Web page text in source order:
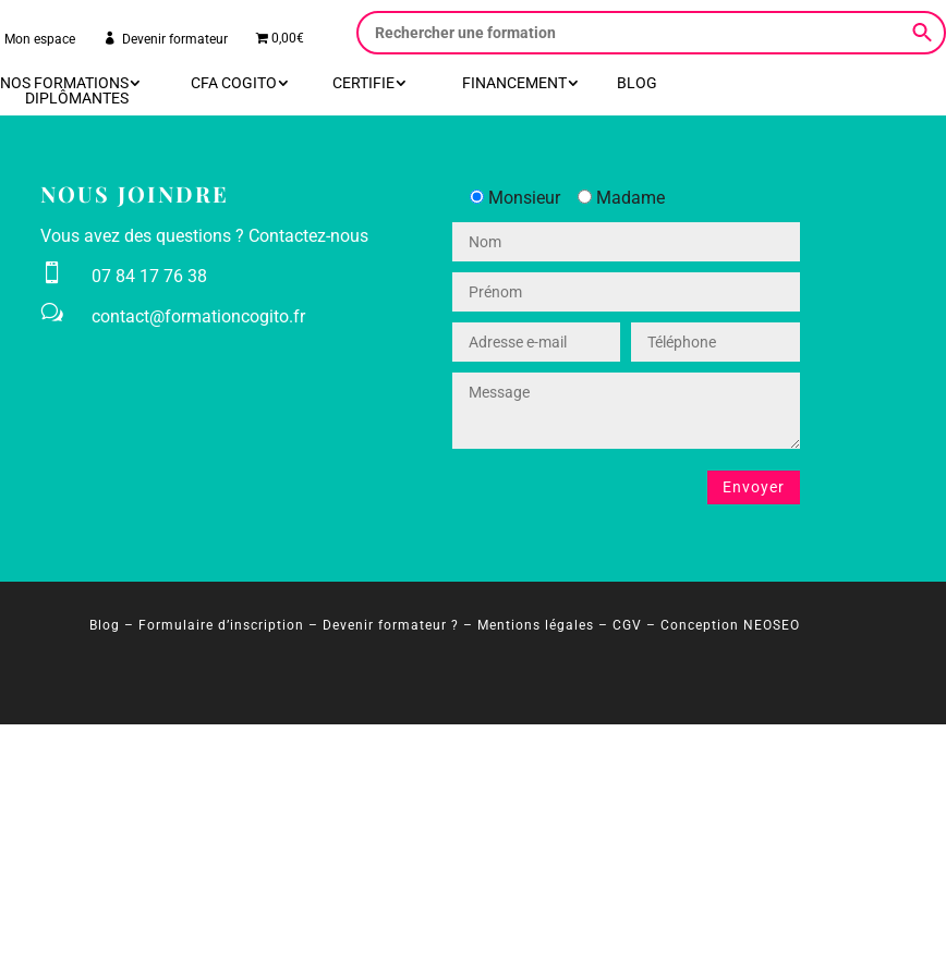
Mon espace Devenir formateur 0,00€
NOS FORMATIONS
DIPLÔMANTES
CFA COGITO CERTIFIE FINANCEMENT BLOG
NOUS JOINDRE
Vous avez des questions ? Contactez-nous
 07 84 17 76 38
w contact@formationcogito.fr
Monsieur Madame
Blog – Formulaire d’inscription – Devenir formateur ? – Mentions légales – CGV – Conception NEOSEO